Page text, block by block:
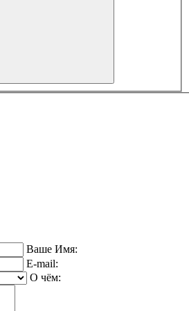
Ваше Имя:
E-mail:
О чём: